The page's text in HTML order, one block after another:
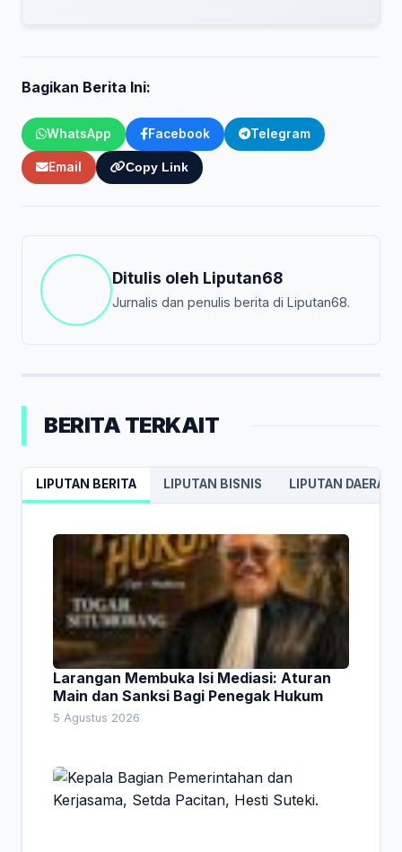
Bagikan Berita Ini:
WhatsApp Facebook Telegram
Email Copy Link
Ditulis oleh Liputan68
Jurnalis dan penulis berita di Liputan68.
BERITA TERKAIT
LIPUTAN BERITA LIPUTAN BISNIS LIPUTAN DAERAH
Larangan Membuka Isi Mediasi: Aturan
Main dan Sanksi Bagi Penegak Hukum
5 Agustus 2026